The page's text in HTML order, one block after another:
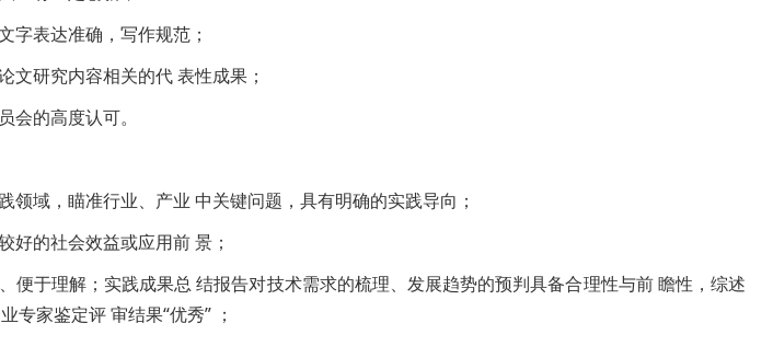
字表达准确，写作规范；
文研究内容相关的代 表性成果；
会的高度认可。
领域，瞄准行业、产业 中关键问题，具有明确的实践导向；
好的社会效益或应用前 景；
便于理解；实践成果总 结报告对技术需求的梳理、发展趋势的预判具备合理性与前 瞻性，综述
专家鉴定评 审结果“优秀” ；